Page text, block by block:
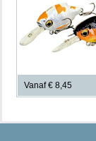
Vanaf € 8,45